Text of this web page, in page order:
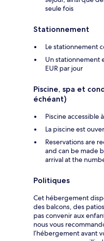
seule fois
Stationnement
Le stationnement
Un stationnement
EUR par jour
Piscine, spa et
échéant)
Piscine accessible
La piscine est
Reservations are
and can be made
arrival at the
Politiques
Cet hébergement
des balcons, des
pas convenir aux
nous vous
l’hébergement avant